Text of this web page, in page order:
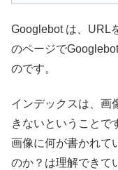
Googlebot は、URL
のページで
のです。
インデックスは、画
きないということで
画像に何が書かれて
のか？は理解できて